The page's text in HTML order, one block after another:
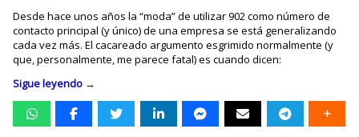
Desde hace unos años la “moda” de utilizar 902 como número de
contacto principal (y único) de una empresa se está generalizando
cada vez más. El cacareado argumento esgrimido normalmente (y
que, personalmente, me parece fatal) es cuando dicen:
Sigue leyendo →